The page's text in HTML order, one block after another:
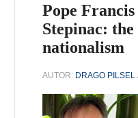
Pope
Stepinac:
nationalism
AUTOR: DRAGO PILSEL